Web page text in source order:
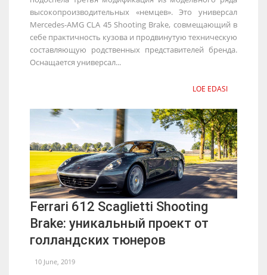
высокопроизводительных «немцев». Это универсал
Mercedes-AMG CLA 45 Shooting Brake, совмещающий в
себе практичность кузова и продвинутую техническую
составляющую родственных представителей бренда.
Оснащается универсал...
LOE EDASI
Ferrari 612 Scaglietti Shooting
Brake: уникальный проект от
голландских тюнеров
10 June, 2019